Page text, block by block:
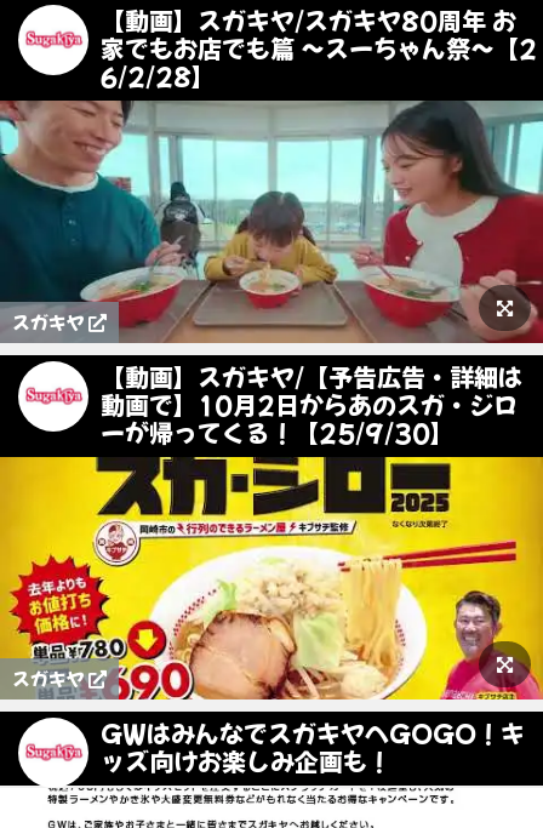
【動画】スガキヤ/スガキヤ80周年 お
家でもお店でも篇 〜スーちゃん祭〜【2
6/2/28】
スガキヤ
【動画】スガキヤ/【予告広告・詳細は
動画で】10月2日からあのスガ・ジロ
ーが帰ってくる！【25/9/30】
スガキヤ
GWはみんなでスガキヤへGOGO！キ
ッズ向けお楽しみ企画も！